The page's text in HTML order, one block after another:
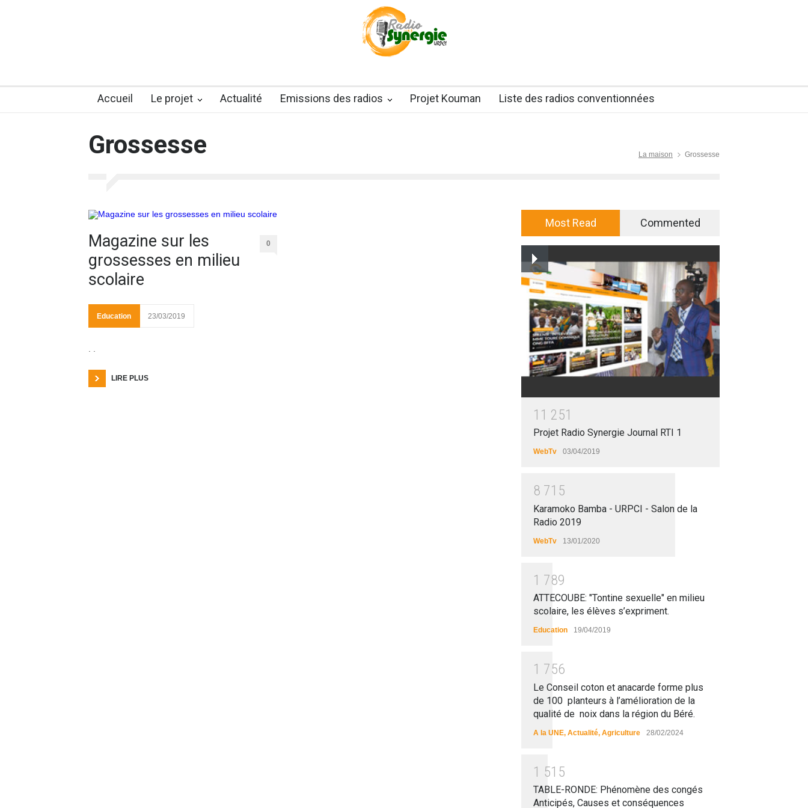
Accueil Le projet Actualité Emissions des radios Projet Kouman Liste des radios conventionnées
Grossesse La maison Grossesse
Magazine sur les
grossesses en milieu
scolaire
0
Education 23/03/2019
LIRE PLUS
Most Read Commented
1 1 251
Projet Radio Synergie Journal RTI 1
WebTv 03/04/2019
8 71 5
Karamoko Bamba - URPCI - Salon de la
Radio 2019
WebTv 13/01/2020
1 789
ATTECOUBE: "Tontine sexuelle" en milieu
scolaire, les élèves s’expriment.
Education 19/04/2019
1 756
Le Conseil coton et anacarde forme plus
de 100 planteurs à l’amélioration de la
qualité de noix dans la région du Béré.
A la UNE, Actualité, Agriculture 28/02/2024
1 51 5
TABLE-RONDE: Phénomène des congés
Anticipés, Causes et conséquences